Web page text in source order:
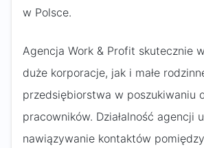
w Polsce.
Agencja Work & Profit skutecznie
duże korporacje, jak i małe
przedsiębiorstwa w poszukiwaniu
pracowników. Działalność agencji
nawiązywanie kontaktów